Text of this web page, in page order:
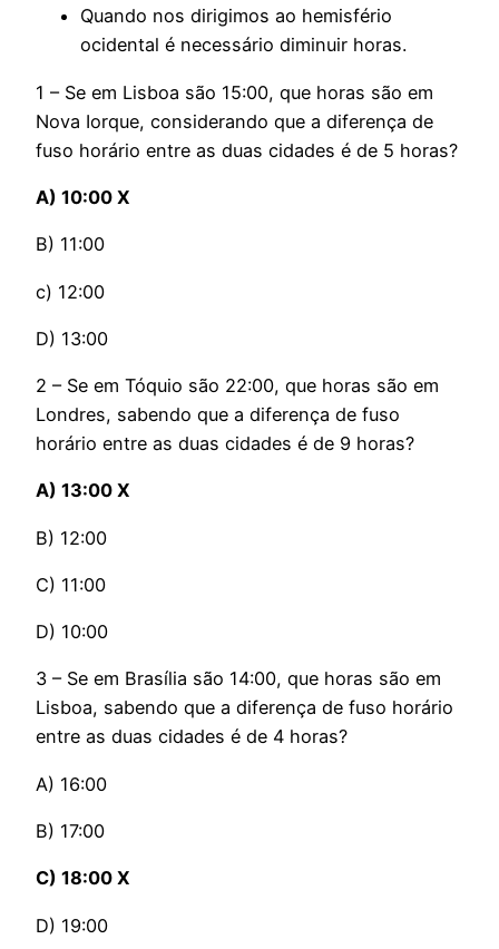
Quando nos dirigimos ao hemisfério
ocidental é necessário diminuir horas.
1 – Se em Lisboa são 15:00, que horas são em
Nova Iorque, considerando que a diferença de
fuso horário entre as duas cidades é de 5 horas?
A) 10:00 X
B) 11:00
c) 12:00
D) 13:00
2 – Se em Tóquio são 22:00, que horas são em
Londres, sabendo que a diferença de fuso
horário entre as duas cidades é de 9 horas?
A) 13:00 X
B) 12:00
C) 11:00
D) 10:00
3 – Se em Brasília são 14:00, que horas são em
Lisboa, sabendo que a diferença de fuso horário
entre as duas cidades é de 4 horas?
A) 16:00
B) 17:00
C) 18:00 X
D) 19:00